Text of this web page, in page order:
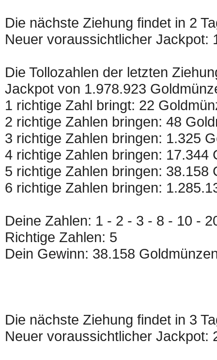
Die nächste Ziehung findet in 2
Neuer voraussichtlicher Jackpot:
Die Tollozahlen der letzten
Jackpot von 1.978.923
1 richtige Zahl bringt: 22
2 richtige Zahlen bringen: 48
3 richtige Zahlen bringen: 1.325
4 richtige Zahlen bringen: 17.344
5 richtige Zahlen bringen: 38.158
6 richtige Zahlen bringen:
Deine Zahlen: 1 - 2 - 3 - 8 - 10 -
Richtige Zahlen: 5
Dein Gewinn: 38.158
Die nächste Ziehung findet in 3
Neuer voraussichtlicher Jackpot: